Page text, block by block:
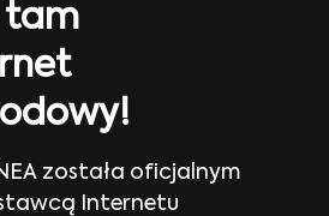
tam
została oficjalnym
Internetu